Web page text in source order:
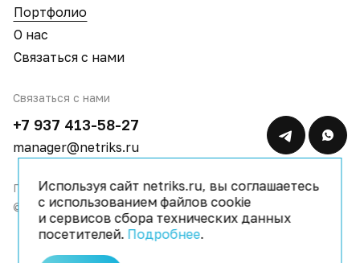
Портфолио
О нас
Связаться с нами
Связаться с нами
+7 937 413-58-27
manager@netriks.ru
Политика конфиденциальности
© 2009–2026 IT компания Netriks
Используя сайт netriks.ru, вы соглашаетесь
с использованием файлов cookie
и сервисов сбора технических данных
посетителей. Подробнее.